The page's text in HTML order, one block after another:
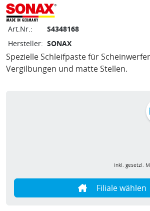
Art.Nr.:
S4348168
Hersteller: SONAX
Spezielle Schleifpaste für
Vergilbungen und matte Stellen.
inkl. gesetzl.
Filiale wählen